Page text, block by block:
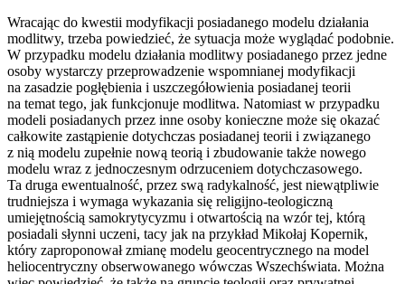
Wracając do kwestii modyfikacji posiadanego modelu działania
modlitwy, trzeba powiedzieć, że sytuacja może wyglądać podobnie.
W przypadku modelu działania modlitwy posiadanego przez jedne
osoby wystarczy przeprowadzenie wspomnianej modyfikacji
na zasadzie pogłębienia i uszczegółowienia posiadanej teorii
na temat tego, jak funkcjonuje modlitwa. Natomiast w przypadku
modeli posiadanych przez inne osoby konieczne może się okazać
całkowite zastąpienie dotychczas posiadanej teorii i związanego
z nią modelu zupełnie nową teorią i zbudowanie także nowego
modelu wraz z jednoczesnym odrzuceniem dotychczasowego.
Ta druga ewentualność, przez swą radykalność, jest niewątpliwie
trudniejsza i wymaga wykazania się religijno-teologiczną
umiejętnością samokrytycyzmu i otwartością na wzór tej, którą
posiadali słynni uczeni, tacy jak na przykład Mikołaj Kopernik,
który zaproponował zmianę modelu geocentrycznego na model
heliocentryczny obserwowanego wówczas Wszechświata. Można